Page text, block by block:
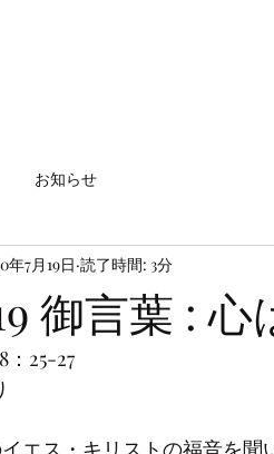
お知らせ
御言葉 : 心
年7月19日 読了時間: 3分
25-27